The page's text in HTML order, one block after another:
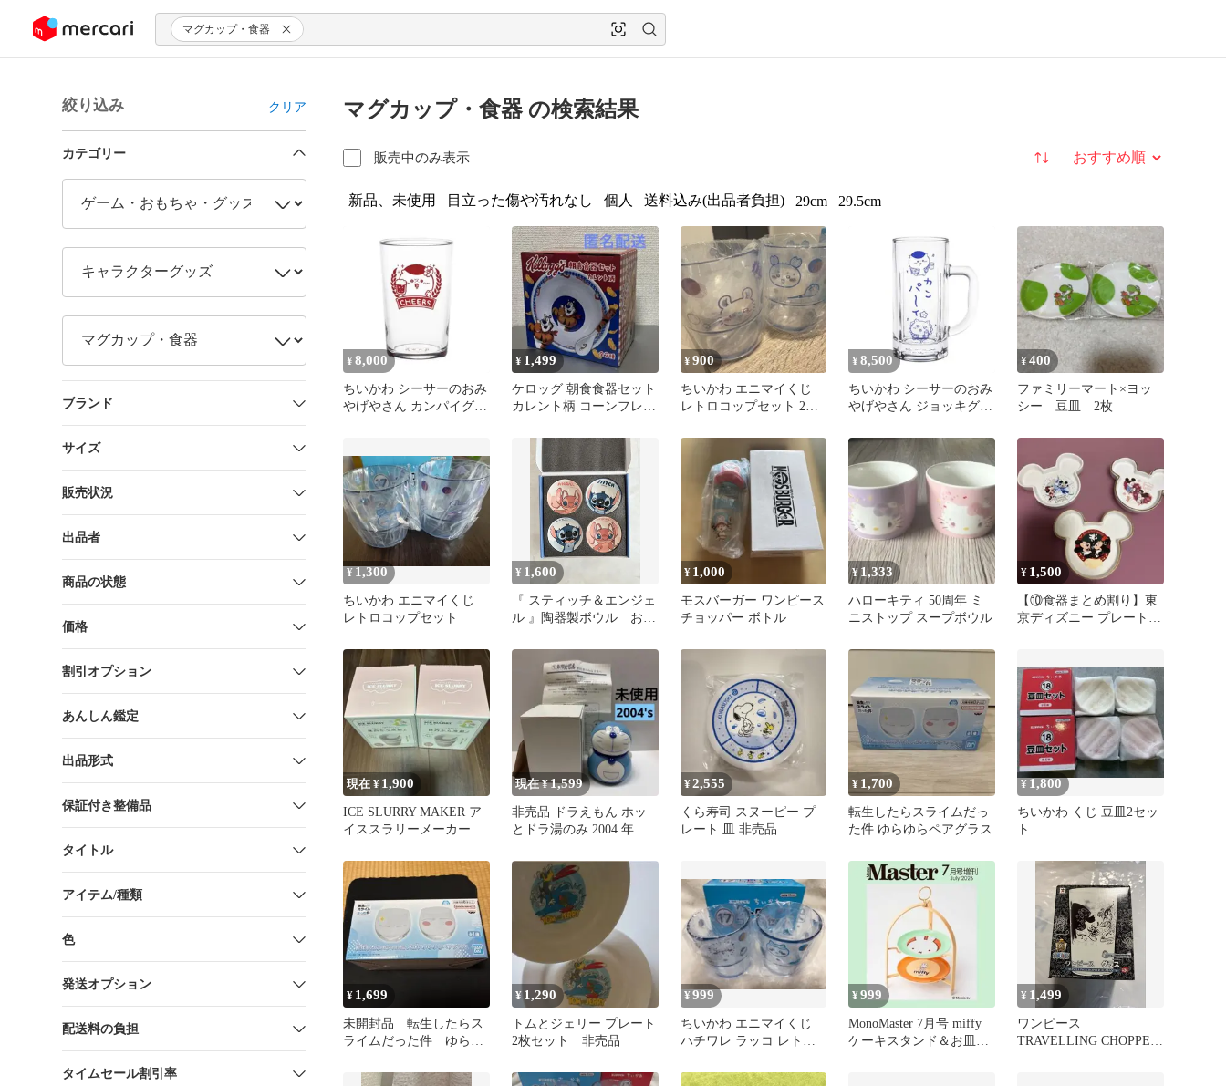
ツにスキップ マグカップ・食器
絞り込み クリア
カテゴリー
ブランド
サイズ
販売状況
出品者
商品の状態
価格
割引オプション
あんしん鑑定
出品形式
保証付き整備品
タイトル
アイテム/種類
色
発送オプション
配送料の負担
タイムセール割引率
マグカップ・食器 の検索結果
販売中のみ表示 並び替え
新品、未使用 目立った傷や汚れなし 個人 送料込み(出品者負担) 29cm 29.5cm
¥ 8,000
ちいかわ シーサーのおみ
やげやさん カンパイグラ
¥ 1,499
ケロッグ 朝食食器セット
カレント柄 コーンフレー
¥900
ちいかわ エニマイくじ
レトロコップセット 2個
¥ 8,500
ちいかわ シーサーのおみ
やげやさん ジョッキグラ
¥400
ファミリーマート×ヨッ
シー 豆皿 2枚
¥ 1,300
ちいかわ エニマイくじ
レトロコップセット
¥ 1,600
『 スティッチ＆エンジェ
ル 』陶器製ボウル お茶
¥ 1,000
モスバーガー ワンピース
チョッパー ボトル
¥1,333
ハローキティ 50周年 ミ
ニストップ スープボウル
¥ 1,500
【⑩食器まとめ割り】東
京ディズニー プレート 3
現在 ¥ 1,900
ICE SLURRY MAKER ア
イススラリーメーカー 2
現在 ¥1,599
非売品 ドラえもん ホッ
とドラ湯のみ 2004 年間
付
¥2,555
くら寿司 スヌーピー プ
レート 皿 非売品
¥ 1,700
転生したらスライムだっ
た件 ゆらゆらペアグラス
¥ 1,800
ちいかわ くじ 豆皿2セッ
ト
¥ 1,699
未開封品 転生したらス
ライムだった件 ゆらゆ
¥ 1,290
トムとジェリー プレート
2枚セット 非売品
¥999
ちいかわ エニマイくじ
ハチワレ ラッコ レトロ
¥999
MonoMaster 7月号 miffy
ケーキスタンド＆お皿2
¥ 1,499
ワンピース
TRAVELLING CHOPPER